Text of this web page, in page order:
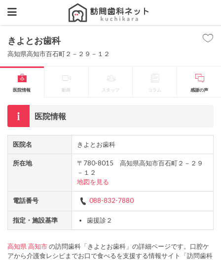
きよとお歯科
高知県高知市百石町２－２９－１２
医院情報 動画 スタッフ コラム 感謝の声
医院情報
医院名 きよとお歯科
所在地
〒780-8015 高知県高知市百石町２－２９
－１２
地図を見る
電話番号 088-832-7880
指定・施設基準 歯援診２
高知県 高知市の訪問歯科「きよとお歯科」の詳細ページです。口腔ケ
アから介護食レシピまでお口で食べるを支援する情報サイト「訪問歯科